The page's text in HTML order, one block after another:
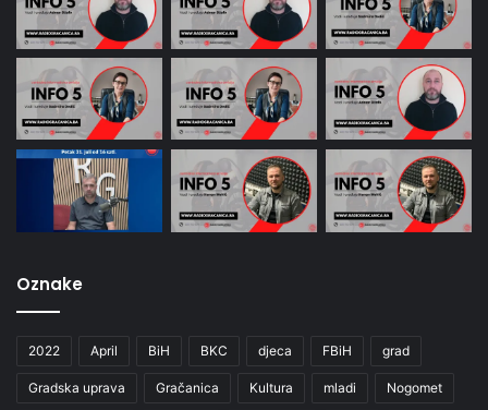
Oznake
2022 April BiH BKC djeca FBiH grad
Gradska uprava Gračanica Kultura mladi Nogomet